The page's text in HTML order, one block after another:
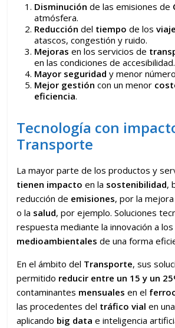
Disminución de las emisiones de
atmósfera.
Reducción del tiempo de los
atascos, congestión y ruido.
Mejoras en los servicios de
en las condiciones de accesibilidad.
Mayor seguridad y menor
Mejor gestión con un menor
eficiencia.
Tecnología con
Transporte
La mayor parte de los productos y
tienen impacto en la sostenibilidad,
reducción de emisiones, por la
o la salud, por ejemplo. Soluciones
respuesta mediante la innovación a los
medioambientales de una forma
En el ámbito del Transporte, sus
permitido reducir entre un 15 y un
contaminantes mensuales en el
las procedentes del tráfico vial en una
aplicando big data e inteligencia